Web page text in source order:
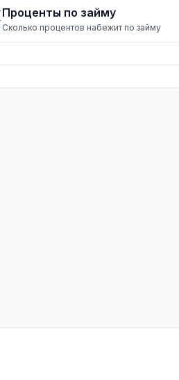
Проценты по займу
Сколько процентов набежит по займу